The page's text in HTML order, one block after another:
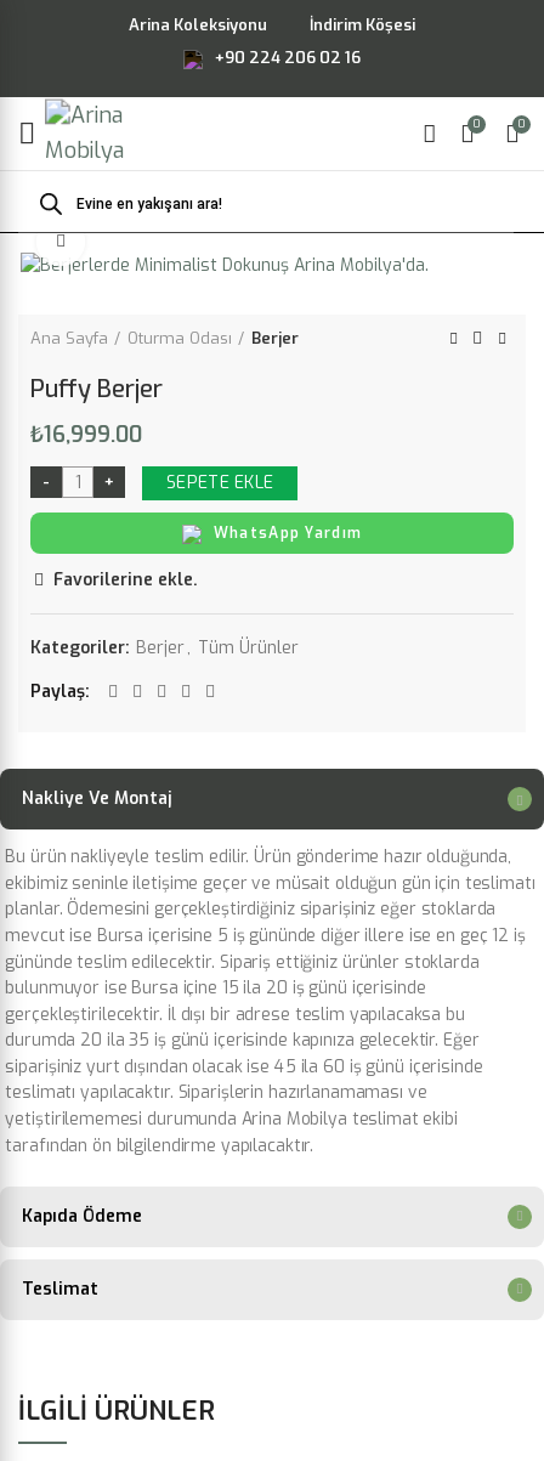
Arina Koleksiyonu
İndirim Köşesi
+90 224 206 02 16
0 0
Products
search
Ana Sayfa Oturma Odası Berjer
Puffy Berjer
₺16,999.00
SEPETE EKLE
WhatsApp Yardım
Favorilerine ekle.
Kategoriler: Berjer, Tüm Ürünler
Paylaş
Nakliye Ve Montaj
Bu ürün nakliyeyle teslim edilir. Ürün gönderime hazır olduğunda,
ekibimiz seninle iletişime geçer ve müsait olduğun gün için teslimatı
planlar. Ödemesini gerçekleştirdiğiniz siparişiniz eğer stoklarda
mevcut ise Bursa içerisine 5 iş gününde diğer illere ise en geç 12 iş
gününde teslim edilecektir. Sipariş ettiğiniz ürünler stoklarda
bulunmuyor ise Bursa içine 15 ila 20 iş günü içerisinde
gerçekleştirilecektir. İl dışı bir adrese teslim yapılacaksa bu
durumda 20 ila 35 iş günü içerisinde kapınıza gelecektir. Eğer
siparişiniz yurt dışından olacak ise 45 ila 60 iş günü içerisinde
teslimatı yapılacaktır. Siparişlerin hazırlanamaması ve
yetiştirilememesi durumunda Arina Mobilya teslimat ekibi
tarafından ön bilgilendirme yapılacaktır.
Kapıda Ödeme
Teslimat
İLGILI ÜRÜNLER